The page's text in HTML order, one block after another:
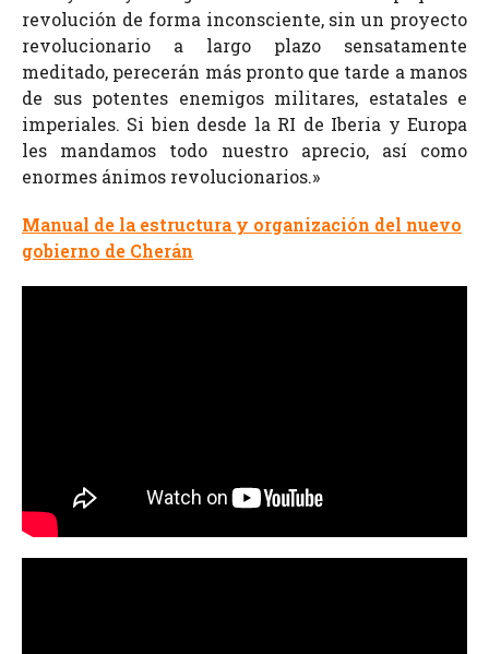
revolución de forma inconsciente, sin un proyecto
revolucionario a largo plazo sensatamente
meditado, perecerán más pronto que tarde a manos
de sus potentes enemigos militares, estatales e
imperiales. Si bien desde la RI de Iberia y Europa
les mandamos todo nuestro aprecio, así como
enormes ánimos revolucionarios.»
Manual de la estructura y organización del nuevo
gobierno de Cherán